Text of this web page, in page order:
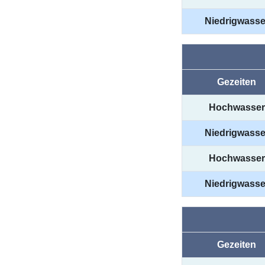
Gezeiten
Hochwasser
Hochwasser
Gezeiten